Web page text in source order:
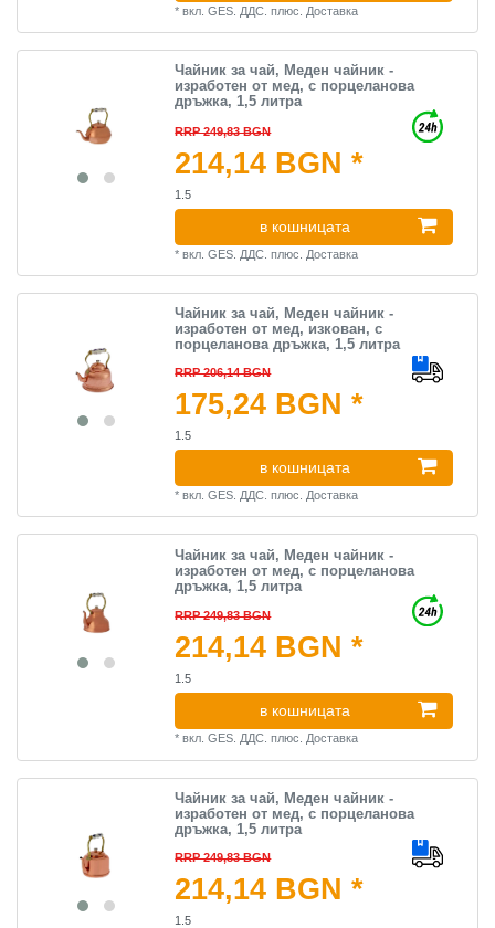
*вкл. GES. ДДС. плюс. Доставка
Чайник за чай, Меден чайник -
изработен от мед, с порцеланова
дръжка, 1,5 литра
RRP 249,83 BGN
214,14 BGN *
1.5
в кошницата
*вкл. GES. ДДС. плюс. Доставка
Чайник за чай, Меден чайник -
изработен от мед, изкован, с
порцеланова дръжка, 1,5 литра
RRP 206,14 BGN
175,24 BGN *
1.5
в кошницата
*вкл. GES. ДДС. плюс. Доставка
Чайник за чай, Меден чайник -
изработен от мед, с порцеланова
дръжка, 1,5 литра
RRP 249,83 BGN
214,14 BGN *
1.5
в кошницата
*вкл. GES. ДДС. плюс. Доставка
Чайник за чай, Меден чайник -
изработен от мед, с порцеланова
дръжка, 1,5 литра
RRP 249,83 BGN
214,14 BGN *
1.5